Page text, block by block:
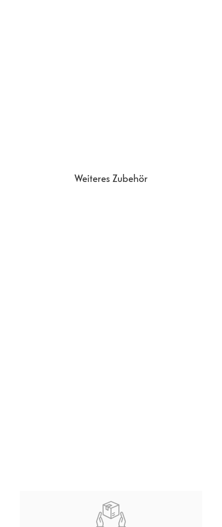
Weiteres Zubehör